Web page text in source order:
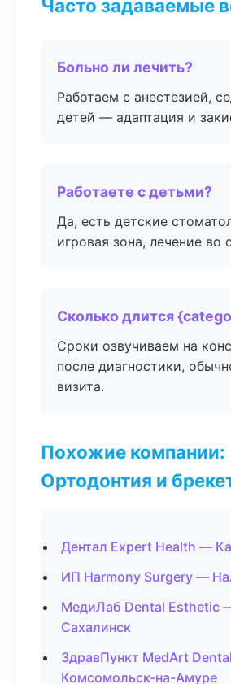
Часто задаваемые
Больно ли лечить?
Работаем с анестезией,
детей — адаптация и
Работаете с детьми?
Да, есть детские
игровая зона, лечение во
Сколько длится
Сроки озвучиваем на
после диагностики,
визита.
Похожие компании:
Ортодонтия и
Дентал Expert Health —
ИП Harmony Surgery —
МедиЛаб Dental
Сахалинск
ЗдравПункт MedArt
Комсомольск-на-Амуре